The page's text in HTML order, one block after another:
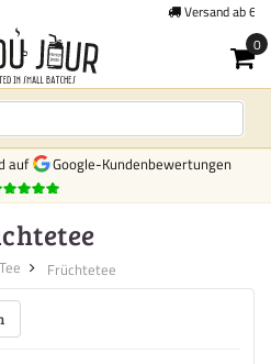
Kostenlos ab €250
auf Google-Kundenbewertungen
Tee Früchtetee